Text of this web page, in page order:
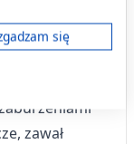
zażywanie
zawał
wysyłane do USA.
aplikacji.
się